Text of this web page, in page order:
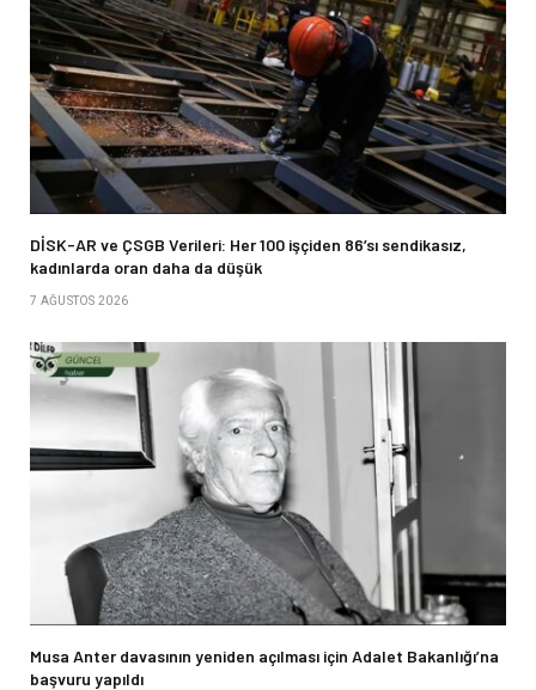
DİSK-AR ve ÇSGB Verileri: Her 100 işçiden 86’sı sendikasız,
kadınlarda oran daha da düşük
7 AĞUSTOS 2026
Musa Anter davasının yeniden açılması için Adalet Bakanlığı’na
başvuru yapıldı